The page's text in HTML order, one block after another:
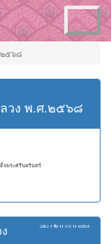
Toggle
navigation
๒๕๖๘
วง พ.ศ.๒๕๖๘
ด็จพระศรีนครินทร์
แสดง 1 ถึง 11 จาก 11 ผลลัพธ์